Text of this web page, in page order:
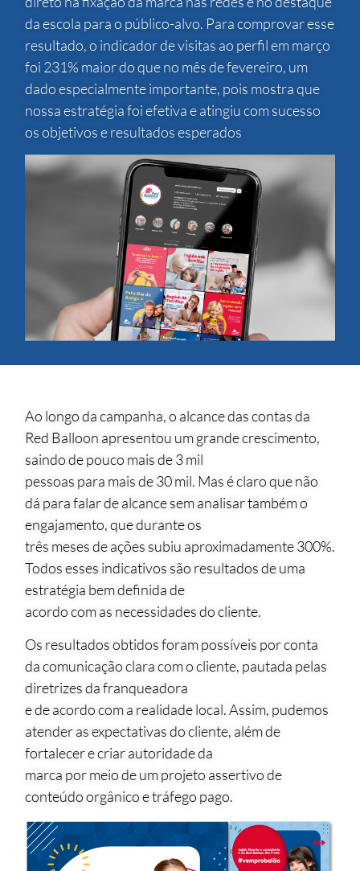
da escola para o público-alvo. Para comprovar esse
resultado, o indicador de visitas ao perfil em março
foi 231% maior do que no mês de fevereiro, um
dado especialmente importante, pois mostra que
nossa estratégia foi efetiva e atingiu com sucesso
os objetivos e resultados esperados
Ao longo da campanha, o alcance das contas da
Red Balloon apresentou um grande crescimento,
saindo de pouco mais de 3 mil
pessoas para mais de 30 mil. Mas é claro que não
dá para falar de alcance sem analisar também o
engajamento, que durante os
três meses de ações subiu aproximadamente 300%.
Todos esses indicativos são resultados de uma
estratégia bem definida de
acordo com as necessidades do cliente.
Os resultados obtidos foram possíveis por conta
da comunicação clara com o cliente, pautada pelas
diretrizes da franqueadora
e de acordo com a realidade local. Assim, pudemos
atender as expectativas do cliente, além de
fortalecer e criar autoridade da
marca por meio de um projeto assertivo de
conteúdo orgânico e tráfego pago.